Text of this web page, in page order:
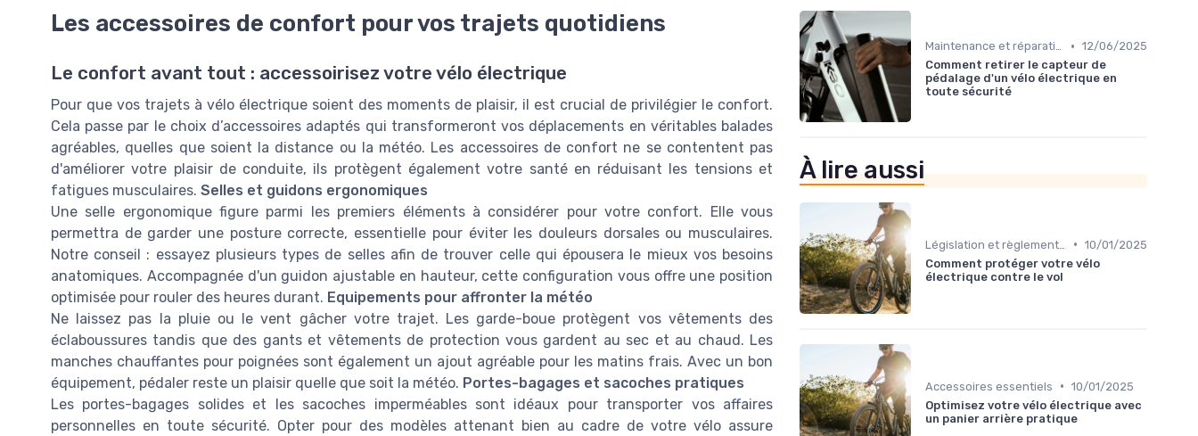
Les accessoires de confort pour vos trajets quotidiens
Le confort avant tout : accessoirisez votre vélo électrique
Pour que vos trajets à vélo électrique soient des moments de plaisir, il est crucial de privilégier le confort.
Cela passe par le choix d’accessoires adaptés qui transformeront vos déplacements en véritables balades
agréables, quelles que soient la distance ou la météo. Les accessoires de confort ne se contentent pas
d'améliorer votre plaisir de conduite, ils protègent également votre santé en réduisant les tensions et
fatigues musculaires. Selles et guidons ergonomiques
Une selle ergonomique figure parmi les premiers éléments à considérer pour votre confort. Elle vous
permettra de garder une posture correcte, essentielle pour éviter les douleurs dorsales ou musculaires.
Notre conseil : essayez plusieurs types de selles afin de trouver celle qui épousera le mieux vos besoins
anatomiques. Accompagnée d'un guidon ajustable en hauteur, cette configuration vous offre une position
optimisée pour rouler des heures durant. Equipements pour affronter la météo
Ne laissez pas la pluie ou le vent gâcher votre trajet. Les garde-boue protègent vos vêtements des
éclaboussures tandis que des gants et vêtements de protection vous gardent au sec et au chaud. Les
manches chauffantes pour poignées sont également un ajout agréable pour les matins frais. Avec un bon
équipement, pédaler reste un plaisir quelle que soit la météo. Portes-bagages et sacoches pratiques
Les portes-bagages solides et les sacoches imperméables sont idéaux pour transporter vos affaires
personnelles en toute sécurité. Opter pour des modèles attenant bien au cadre de votre vélo assure
Maintenance et réparation • 12/06/2025
Comment retirer le capteur de
pédalage d'un vélo électrique en
toute sécurité
À lire aussi
• 10/01/2025
Comment protéger votre vélo
électrique contre le vol
Accessoires essentiels • 10/01/2025
Optimisez votre vélo électrique avec
un panier arrière pratique